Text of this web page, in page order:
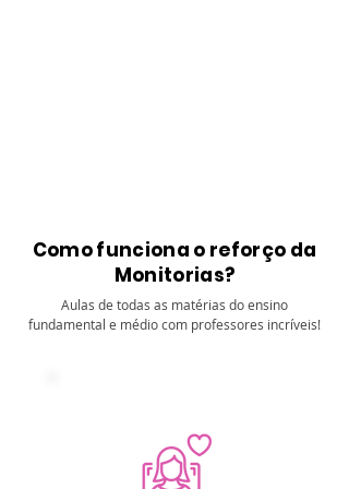
Como funciona o reforço da
Monitorias?
Aulas de todas as matérias do ensino
fundamental e médio com professores incríveis!